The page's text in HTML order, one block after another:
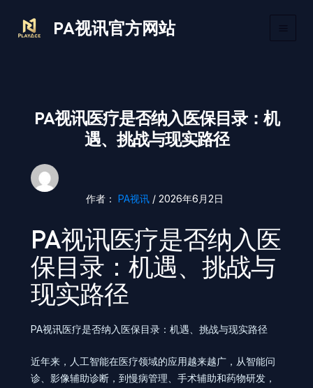
PA视讯官方网站
PA视讯医疗是否纳入医保目录：机
遇、挑战与现实路径
作者： PA视讯 / 2026年6月2日
PA视讯医疗是否纳入医
保目录：机遇、挑战与
现实路径
PA视讯医疗是否纳入医保目录：机遇、挑战与现实路径
近年来，人工智能在医疗领域的应用越来越广，从智能问
诊、影像辅助诊断，到慢病管理、手术辅助和药物研发，